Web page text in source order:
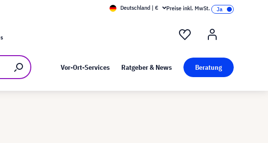
Kunst bei visunext
Deutschland | € Preise inkl. MwSt.
Vor-Ort-Services Ratgeber & News Beratung